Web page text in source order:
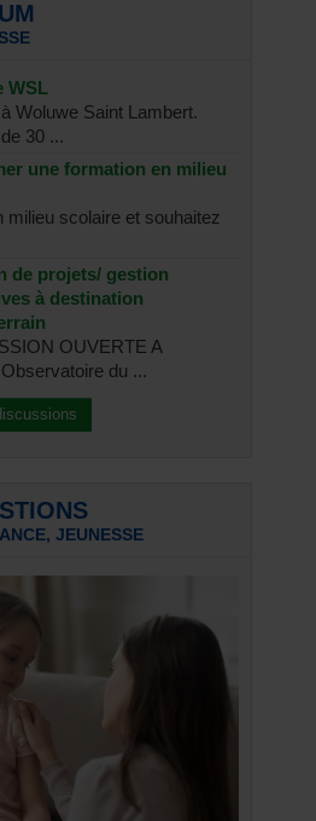
WSL
Woluwe Saint Lambert.
30 ...
une formation en milieu
milieu scolaire et souhaitez
de projets/ gestion
à destination
OUVERTE A
du ...
JEUNESSE